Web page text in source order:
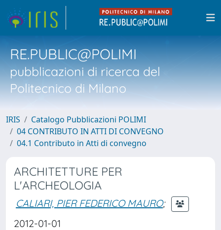
RE.PUBLIC@POLIMI
pubblicazioni di ricerca del
Politecnico di Milano
IRIS
Catalogo Pubblicazioni POLIMI
04 CONTRIBUTO IN ATTI DI CONVEGNO
04.1 Contributo in Atti di convegno
ARCHITETTURE PER
L'ARCHEOLOGIA
CALIARI, PIER FEDERICO MAURO;
2012-01-01